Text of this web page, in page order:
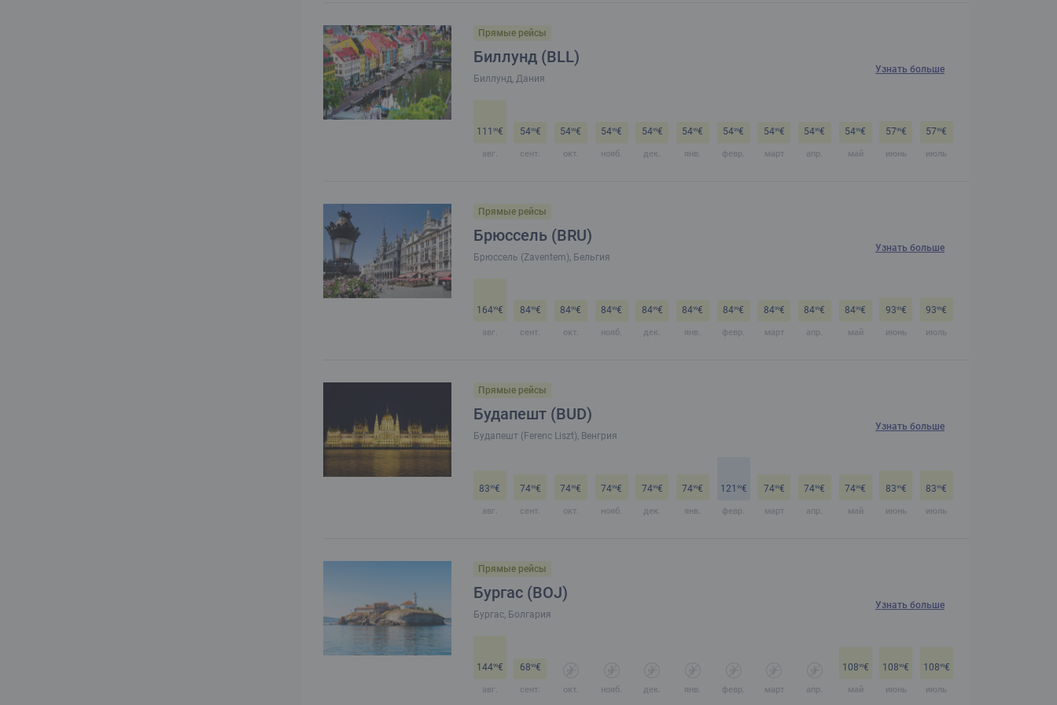
Прямые рейсы
Биллунд (BLL)
Биллунд, Дания
Узнать больше
111 99€
авг.
5499€
сент.
5499€
окт.
5499€
нояб.
5499€
дек.
5499€
янв.
5499€
февр.
5499€
март
5499€
апр.
5499€
май
5799€
июнь
5799€
июль
Прямые рейсы
Брюссель (BRU)
Брюссель (Zaventem), Бельгия
Узнать больше
16499€
авг.
8499€
сент.
8499€
окт.
8499€
нояб.
8499€
дек.
8499€
янв.
8499€
февр.
8499€
март
8499€
апр.
8499€
май
9399€
июнь
9399€
июль
Прямые рейсы
Будапешт (BUD)
Будапешт (Ferenc Liszt), Венгрия
Узнать больше
8399€
авг.
7499€
сент.
7499€
окт.
7499€
нояб.
7499€
дек.
7499€
янв.
121 99€
февр.
7499€
март
7499€
апр.
7499€
май
8399€
июнь
8399€
июль
Прямые рейсы
Бургас (BOJ)
Бургас, Болгария
Узнать больше
14499€
авг.
6899€
сент. окт. нояб. дек. янв. февр. март апр.
10899€
май
10899€
июнь
10899€
июль